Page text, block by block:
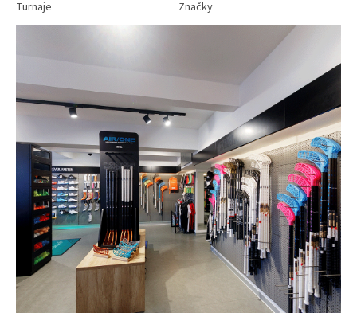
Turnaje Značky